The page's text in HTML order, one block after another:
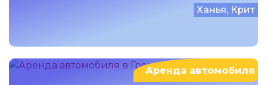
Ханья, Крит
Аренда автомобиля